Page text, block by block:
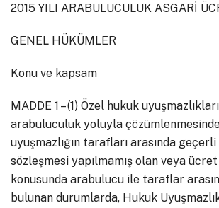
2015 YILI ARABULUCULUK ASGARİ
GENEL HÜKÜMLER
Konu ve kapsam
MADDE 1 – (1) Özel hukuk
arabuluculuk yoluyla
uyuşmazlığın tarafları arasında
sözleşmesi yapılmamış olan veya
konusunda arabulucu ile taraflar
bulunan durumlarda, Hukuk